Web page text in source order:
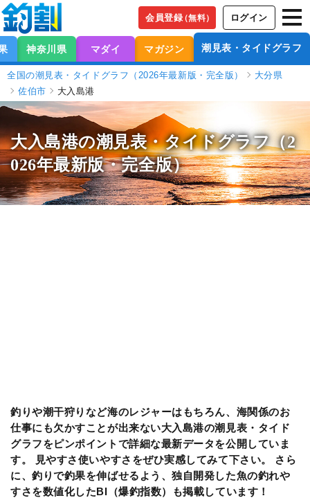
会員登録（無料） ログイン
神奈川県 マダイ マガジン 潮見表・タイドグラフ
全国の潮見表・タイドグラフ（2026年最新版・完全版）
大分県
佐伯市
大入島港
大入島港の潮見表・タイドグラフ（2
026年最新版・完全版）
釣りや潮干狩りなど海のレジャーはもちろん、海関係のお
仕事にも欠かすことが出来ない大入島港の潮見表・タイド
グラフをピンポイントで詳細な最新データを公開していま
す。 見やすさ使いやすさをぜひ実感してみて下さい。 さら
に、釣りで釣果を伸ばせるよう、独自開発した魚の釣れや
すさを数値化したBI（爆釣指数）も掲載しています！